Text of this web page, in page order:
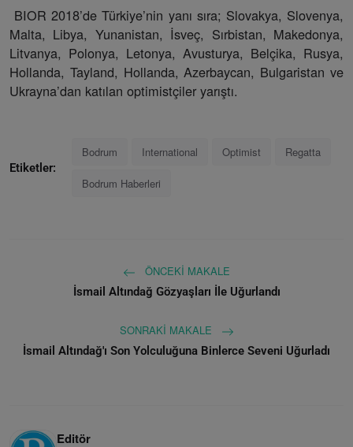
BIOR 2018’de Türkiye’nin yanı sıra; Slovakya, Slovenya,
Malta, Libya, Yunanistan, İsveç, Sırbistan, Makedonya,
Litvanya, Polonya, Letonya, Avusturya, Belçika, Rusya,
Hollanda, Tayland, Hollanda, Azerbaycan, Bulgaristan ve
Ukrayna’dan katılan optimistçiler yarıştı.
Etiketler:
Bodrum International Optimist Regatta
Bodrum Haberleri
ÖNCEKI MAKALE
İsmail Altındağ Gözyaşları İle Uğurlandı
SONRAKI MAKALE
İsmail Altındağ'ı Son Yolculuğuna Binlerce Seveni Uğurladı
Editör